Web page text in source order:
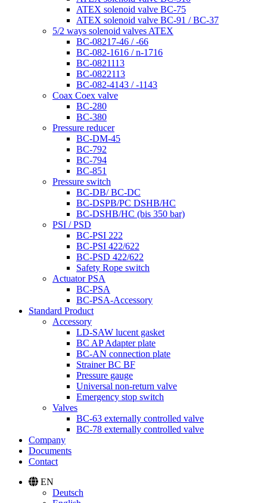
ATEX solenoid valve BC-75
ATEX solenoid valve BC-91 / BC-37
5/2 ways solenoid valves ATEX
BC-08217-46 / -66
BC-082-1616 / n-1716
BC-0821113
BC-0822113
BC-082-4143 / -1143
Coax Coex valve
BC-280
BC-380
Pressure reducer
BC-DM-45
BC-792
BC-794
BC-851
Pressure switch
BC-DB/ BC-DC
BC-DSPB/PC DSHB/HC
BC-DSHB/HC (bis 350 bar)
PSI / PSD
BC-PSI 222
BC-PSI 422/622
BC-PSD 422/622
Safety Rope switch
Actuator PSA
BC-PSA
BC-PSA-Accessory
Standard Product
Accessory
LD-SAW lucent gasket
BC AP Adapter plate
BC-AN connection plate
Strainer BC BF
Pressure gauge
Universal non-return valve
Emergency stop switch
Valves
BC-63 externally controlled valve
BC-78 externally controlled valve
Company
Documents
Contact
EN
Deutsch